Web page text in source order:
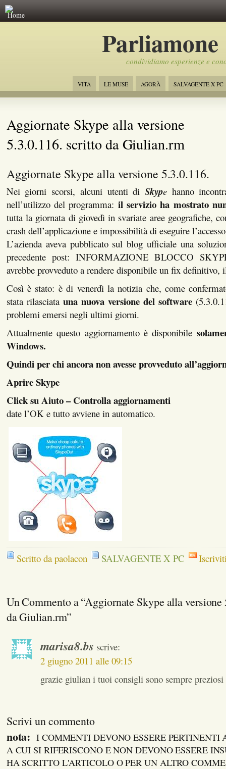
Home
Parliamone
condividiamo esperienze e
VITA LE MUSE AGORÀ SALVAGENTE X PC
Aggiornate Skype alla versione
5.3.0.116. scritto da Giulian.rm
Aggiornate Skype alla versione 5.3.0.116.
Nei giorni scorsi, alcuni utenti di Skypehanno
nell’utilizzo del programma: il servizio ha mostrato
tutta la giornata di giovedì in svariate aree geografiche,
crash dell’applicazione e impossibilità di eseguire
L’azienda aveva pubblicato sul blog ufficiale una
precedente post: INFORMAZIONE BLOCCO
avrebbe provveduto a rendere disponibile un fix definitivo,
Così è stato: è di venerdì la notizia che, come
stata rilasciata una nuova versione del software
problemi emersi negli ultimi giorni.
Attualmente questo aggiornamento è disponibile
Windows.
Quindi per chi ancora non avesse provveduto
Aprire Skype
Click su Aiuto – Controlla aggiornamenti
date l’OK e tutto avviene in automatico.
Scritto da paolacon SALVAGENTE X PC
Un Commento a “Aggiornate Skype alla
da Giulian.rm”
marisa8.bs scrive:
2 giugno 2011 alle 09:15
grazie giulian i tuoi consigli sono sempre preziosi
Scrivi un commento
nota:I COMMENTI DEVONO ESSERE PERTINENTI
A CUI SI RIFERISCONO E NON DEVONO ESSERE
HA SCRITTO L'ARTICOLO O PER UN ALTRO